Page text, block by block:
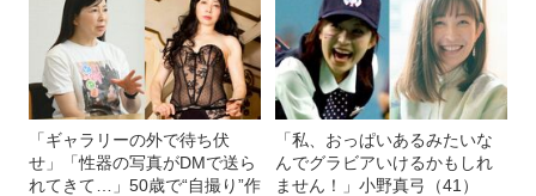
「ギャラリーの外で待ち伏
せ」「性器の写真がDMで送ら
れてきて…」50歳で“自撮り”作
「私、おっぱいあるみたいな
んでグラビアいけるかもしれ
ません！」小野真弓（41）